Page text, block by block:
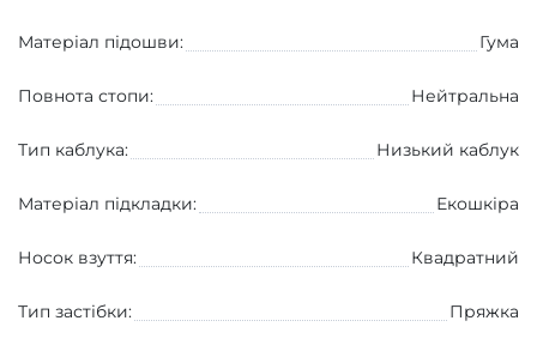
Матеріал підошви: Гума
Повнота стопи: Нейтральна
Тип каблука: Низький каблук
Матеріал підкладки: Екошкіра
Носок взуття: Квадратний
Тип застібки: Пряжка